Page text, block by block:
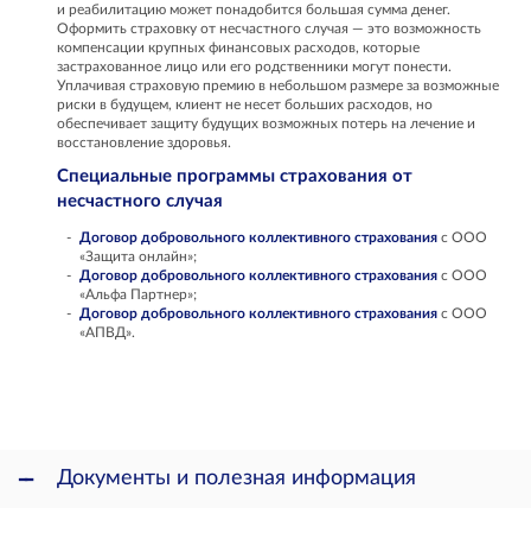
и реабилитацию может понадобится большая сумма денег.
Оформить страховку от несчастного случая — это возможность
компенсации крупных финансовых расходов, которые
застрахованное лицо или его родственники могут понести.
Уплачивая страховую премию в небольшом размере за возможные
риски в будущем, клиент не несет больших расходов, но
обеспечивает защиту будущих возможных потерь на лечение и
восстановление здоровья.
Специальные программы страхования от
несчастного случая
Договор добровольного коллективного страхованияс ООО
«Защита онлайн»;
Договор добровольного коллективного страхованияс ООО
«Альфа Партнер»;
Договор добровольного коллективного страхованияс ООО
«АПВД».
Документы и полезная информация